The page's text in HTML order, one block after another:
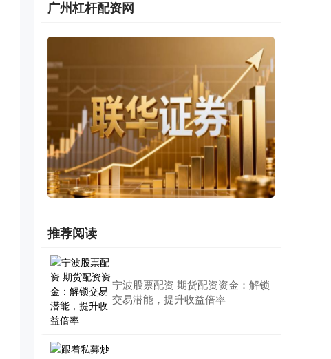
广州杠杆配资网
推荐阅读
宁波股票配资 期货配资资金：解锁
交易潜能，提升收益倍率